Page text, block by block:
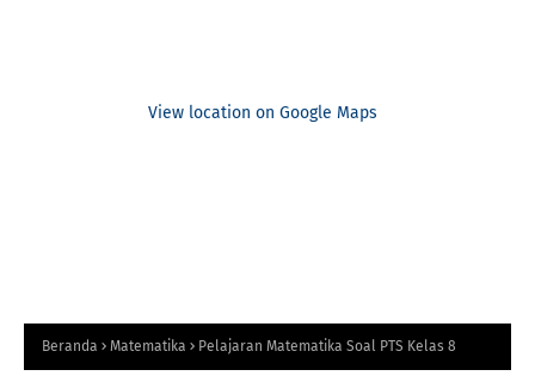
View location on Google Maps
Beranda Matematika Pelajaran Matematika Soal PTS Kelas 8